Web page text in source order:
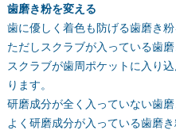
歯磨き粉を変える
歯に優しく着色も防げる歯磨き
ただしスクラブが入っている歯
スクラブが歯周ポケットに入り
ります。
研磨成分が全く入っていない歯
よく研磨成分が入っている歯磨き